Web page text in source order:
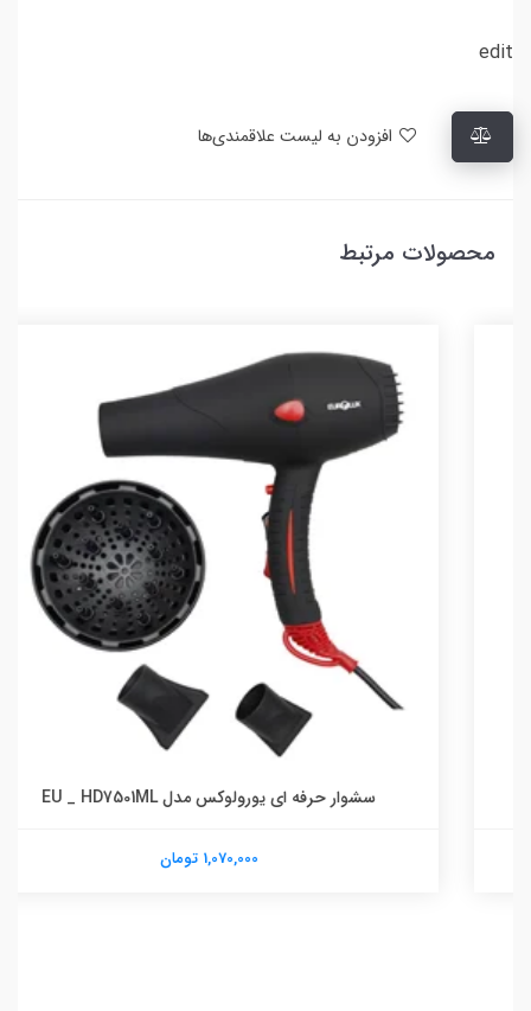
edit
محصولات مرتبط
سشوار حرفه ای یورولوکس مدل EU _ HD7501ML